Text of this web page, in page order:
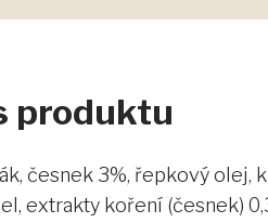
produktu
česnek 3%, řepkový olej,
extrakty koření (česnek)